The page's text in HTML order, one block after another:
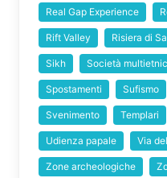
Real Gap Experience
Rift Valley Risiera di
Sikh Società
Spostamenti Sufismo
Svenimento Templari
Udienza papale Via
Zone archeologiche